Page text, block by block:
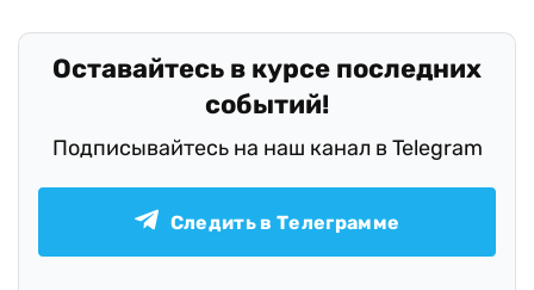
Оставайтесь в курсе последних
событий!
Подписывайтесь на наш канал в Telegram
Следить в Телеграмме